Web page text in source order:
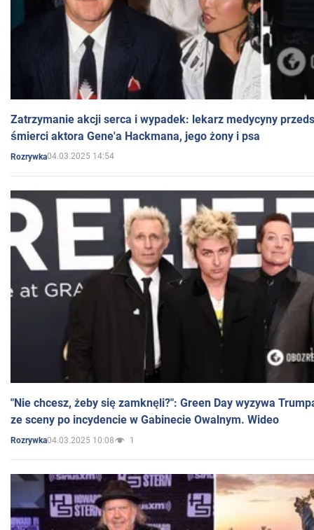
Zatrzymanie akcji serca i wypadek: lekarz medycyny
śmierci aktora Gene'a Hackmana, jego żony i psa
Rozrywka04.03.2025 14:54
"Nie chcesz, żeby się zamknęli?": Green Day wyzywa
ze sceny po incydencie w Gabinecie Owalnym. Wideo
Rozrywka04.03.2025 10:08 1